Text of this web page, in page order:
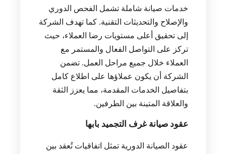
خدمات صيانة شاملة تشمل الفحص الدوري
والإصلاح والتحديثات التقنية. كما تهدف الشركة
إلى تحقيق أعلى مستويات رضا العملاء، حيث
تركز على التواصل الفعال والمستمر مع
العملاء خلال جميع مراحل العمل. تضمن
الشركة أن يكون عملاؤها على اطلاع كامل
بتفاصيل الخدمات المقدمة، مما يعزز الثقة
والعلاقة المتينة بين الطرفين.
عقود صيانة غرف التجميد بابها
عقود الصيانة الدورية تمثل اتفاقيات تُعقد بين